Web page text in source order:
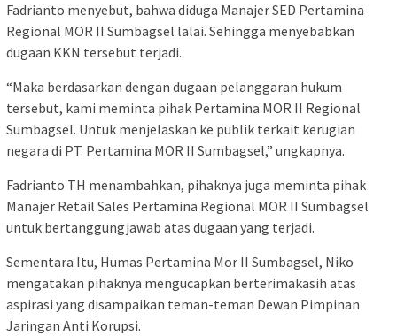
Fadrianto menyebut, bahwa diduga Manajer SED Pertamina
Regional MOR II Sumbagsel lalai. Sehingga menyebabkan
dugaan KKN tersebut terjadi.
“Maka berdasarkan dengan dugaan pelanggaran hukum
tersebut, kami meminta pihak Pertamina MOR II Regional
Sumbagsel. Untuk menjelaskan ke publik terkait kerugian
negara di PT. Pertamina MOR II Sumbagsel,” ungkapnya.
Fadrianto TH menambahkan, pihaknya juga meminta pihak
Manajer Retail Sales Pertamina Regional MOR II Sumbagsel
untuk bertanggungjawab atas dugaan yang terjadi.
Sementara Itu, Humas Pertamina Mor II Sumbagsel, Niko
mengatakan pihaknya mengucapkan berterimakasih atas
aspirasi yang disampaikan teman-teman Dewan Pimpinan
Jaringan Anti Korupsi.